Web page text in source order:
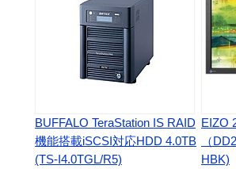
BUFFALO TeraStation IS RAID
機能搭載iSCSI対応HDD 4.0TB
(TS-I4.0TGL/R5)
EIZO
（
HBK)